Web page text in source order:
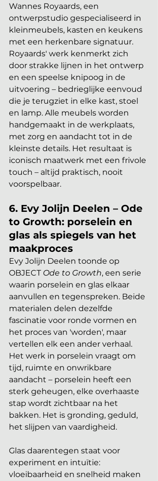
Wannes Royaards, een
ontwerpstudio gespecialiseerd in
kleinmeubels, kasten en keukens
met een herkenbare signatuur.
Royaards' werk kenmerkt zich
door strakke lijnen in het ontwerp
en een speelse knipoog in de
uitvoering – bedrieglijke eenvoud
die je terugziet in elke kast, stoel
en lamp. Alle meubels worden
handgemaakt in de werkplaats,
met zorg en aandacht tot in de
kleinste details. Het resultaat is
iconisch maatwerk met een frivole
touch – altijd praktisch, nooit
voorspelbaar.
6. Evy Jolijn Deelen – Ode
to Growth: porselein en
glas als spiegels van het
maakproces
Evy Jolijn Deelen toonde op
OBJECT Ode to Growth, een serie
waarin porselein en glas elkaar
aanvullen en tegenspreken. Beide
materialen delen dezelfde
fascinatie voor ronde vormen en
het proces van 'worden', maar
vertellen elk een ander verhaal.
Het werk in porselein vraagt om
tijd, ruimte en onwrikbare
aandacht – porselein heeft een
sterk geheugen, elke overhaaste
stap wordt zichtbaar na het
bakken. Het is gronding, geduld,
het slijpen van vaardigheid.
Glas daarentegen staat voor
experiment en intuïtie:
vloeibaarheid en snelheid maken